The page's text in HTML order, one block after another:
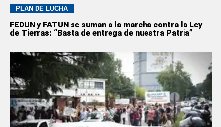
PLAN DE LUCHA
FEDUN y FATUN se suman a la marcha contra la Ley
de Tierras: “Basta de entrega de nuestra Patria”